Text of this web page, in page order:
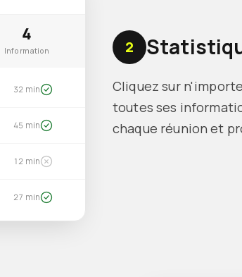
2
Cliquez sur
toutes ses
chaque réunion et
4
Information
32 min
45 min
12 min
27 min